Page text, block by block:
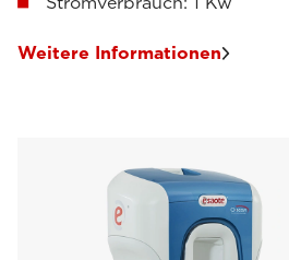
Weitere Informationen